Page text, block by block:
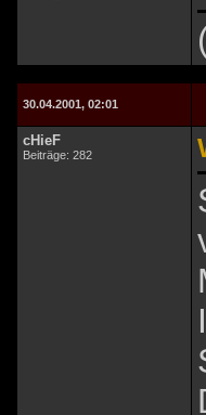
30.04.2001, 02:01
cHieF
Beiträge: 282